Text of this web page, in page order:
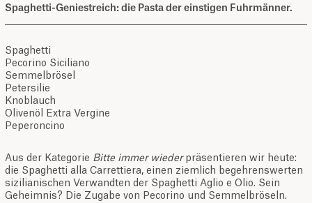
Spaghetti-Geniestreich: die Pasta der einstigen Fuhrmänner.
Spaghetti
Pecorino Siciliano
Semmelbrösel
Petersilie
Knoblauch
Olivenöl Extra Vergine
Peperoncino
Aus der Kategorie Bitte immer wieder präsentieren wir heute:
die Spaghetti alla Carrettiera, einen ziemlich begehrenswerten
sizilianischen Verwandten der Spaghetti Aglio e Olio. Sein
Geheimnis? Die Zugabe von Pecorino und Semmelbröseln.